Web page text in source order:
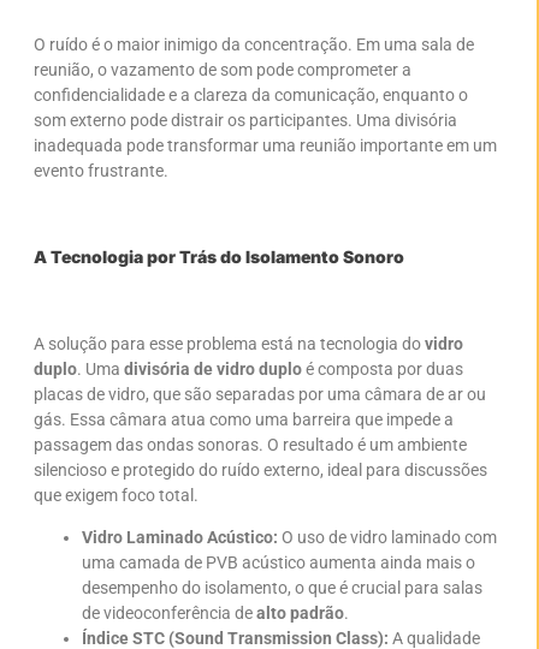
O ruído é o maior inimigo da concentração. Em uma sala de
reunião, o vazamento de som pode comprometer a
confidencialidade e a clareza da comunicação, enquanto o
som externo pode distrair os participantes. Uma divisória
inadequada pode transformar uma reunião importante em um
evento frustrante.
A Tecnologia por Trás do Isolamento Sonoro
A solução para esse problema está na tecnologia dovidro
duplo. Uma divisória de vidro duploé composta por duas
placas de vidro, que são separadas por uma câmara de ar ou
gás. Essa câmara atua como uma barreira que impede a
passagem das ondas sonoras. O resultado é um ambiente
silencioso e protegido do ruído externo, ideal para discussões
que exigem foco total.
Vidro Laminado Acústico: O uso de vidro laminado com
uma camada de PVB acústico aumenta ainda mais o
desempenho do isolamento, o que é crucial para salas
de videoconferência dealto padrão.
Índice STC (Sound Transmission Class): A qualidade